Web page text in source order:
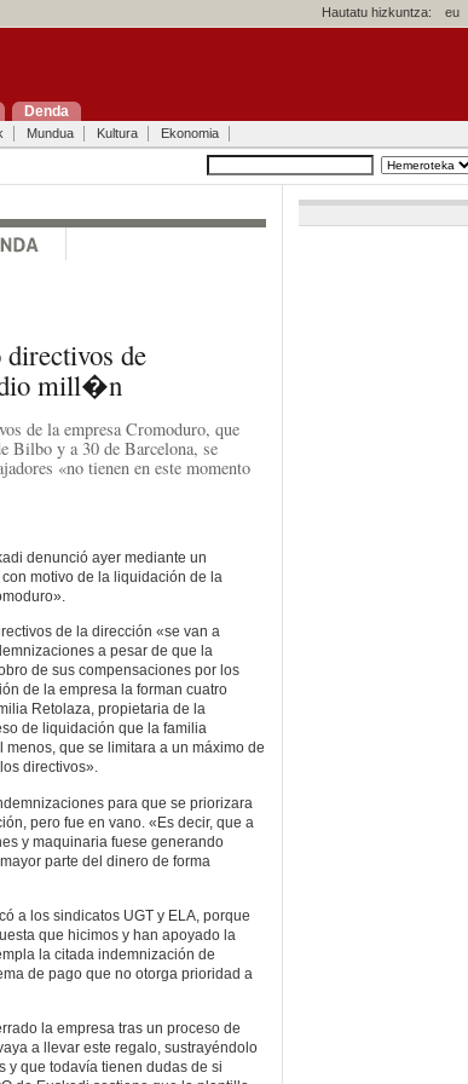
Hautatu hizkuntza: eu
Denda
Mundua Kultura Ekonomia
de
mill�n
de la empresa Cromoduro, que
Bilbo y a 30 de Barcelona, se
«no tienen en este momento
denunció ayer mediante un
motivo de la liquidación de la
de la dirección «se van a
a pesar de que la
de sus compensaciones por los
de la empresa la forman cuatro
Retolaza, propietaria de la
de liquidación que la familia
que se limitara a un máximo de
directivos».
para que se priorizara
pero fue en vano. «Es decir, que a
y maquinaria fuese generando
parte del dinero de forma
a los sindicatos UGT y ELA, porque
que hicimos y han apoyado la
la citada indemnización de
de pago que no otorga prioridad a
la empresa tras un proceso de
a llevar este regalo, sustrayéndolo
y que todavía tienen dudas de si